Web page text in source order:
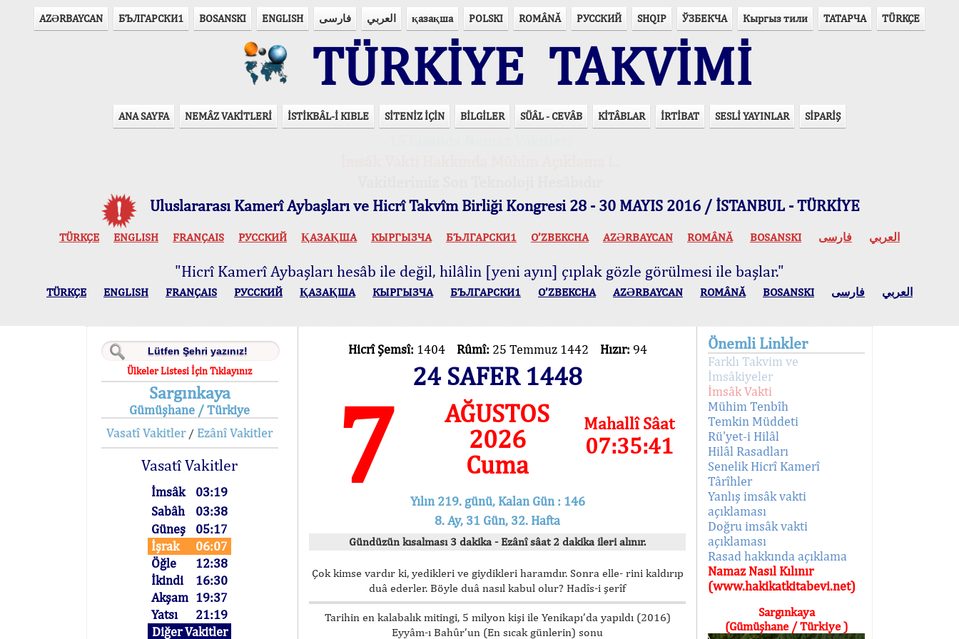
AZӘRBAYCAN БЪЛГАРСКИ1 BOSANSKI ENGLISH فارسی العربي қазақша POLSKI ROMÂNĂ РУССКИЙ SHQIP ЎЗБЕКЧА Кыргыз тили ТАТАРЧА TÜRKÇE
TÜRKİYE TAKVİMİ
ANA SAYFA NEMÂZ VAKİTLERİ İSTİKBÂL-İ KIBLE SİTENİZ İÇİN BİLGİLER SÜÂL - CEVÂB KİTÂBLAR İRTİBAT SESLİ YAYINLAR SİPARİŞ
Uluslararası Kamerî Aybaşları ve Hicrî Takvîm Birliği Kongresi 28 - 30 MAYIS 2016 / İSTANBUL - TÜRKİYE
TÜRKÇE ENGLISH FRANÇAIS РУССКИЙ ҚАЗАҚША КЫPГЫЗЧA БЪЛГАРСКИ1 O’ZBEKCHA AZӘRBAYCAN ROMÂNĂ BOSANSKI العربي فارسی
"Hicrî Kamerî Aybaşları hesâb ile değil, hilâlin [yeni ayın] çıplak gözle görülmesi ile başlar."
TÜRKÇE ENGLISH FRANÇAIS РУССКИЙ ҚАЗАҚША КЫPГЫЗЧA БЪЛГАРСКИ1 O’ZBEKCHA AZӘRBAYCAN ROMÂNĂ BOSANSKI العربي فارسی
Ülkeler Listesi İçin Tıklayınız
Sargınkaya
Gümüşhane / Türkiye
Vasatî Vakitler/ Ezânî Vakitler
Vasatî Vakitler
İmsâk
03:19
Sabâh
03:38
Güneş
05:17
İşrak
06:07
Öğle
12:38
İkindi
16:30
Akşam 19:37
Yatsı
21:19
Diğer Vakitler
Hicrî Şemsî: 1404 Rûmî: 25 Temmuz 1442 Hızır: 94
24 SAFER 1448
7
AĞUSTOS
2026
Cuma
Mahallî Sâat
07:35:41
Yılın 219. günü, Kalan Gün : 146
8. Ay, 31 Gün, 32. Hafta
Gündüzün kısalması 3 dakika - Ezânî sâat 2 dakika ileri alınır.
Çok kimse vardır ki, yedikleri ve giydikleri haramdır. Sonra elle- rini kaldırıp
duâ ederler. Böyle duâ nasıl kabul olur? Hadîs-i şerîf
Tarihin en kalabalık mitingi, 5 milyon kişi ile Yenikapı’da yapıldı (2016)
Eyyâm-ı Bahûr’un (En sıcak günlerin) sonu
Önemli Linkler
Farklı Takvim ve
İmsâkiyeler
İmsâk Vakti
Mühim Tenbîh
Temkin Müddeti
Rü'yet-i Hilâl
Hilâl Rasadları
Senelik Hicrî Kamerî
Târîhler
Yanlış imsâk vakti
açıklaması
Doğru imsâk vakti
açıklaması
Rasad hakkında açıklama
Namaz Nasıl Kılınır
(www.hakikatkitabevi.net)
Sargınkaya
(Gümüşhane / Türkiye )